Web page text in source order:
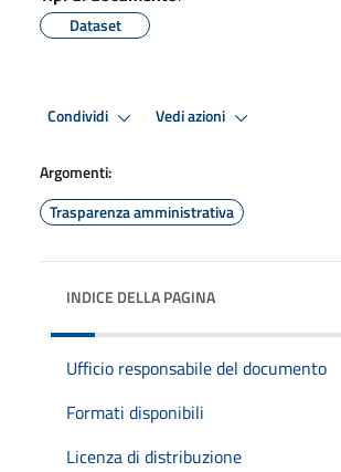
Dataset
Condividi Vedi azioni
Argomenti:
Trasparenza amministrativa
INDICE DELLA PAGINA
Ufficio responsabile del documento
Formati disponibili
Licenza di distribuzione